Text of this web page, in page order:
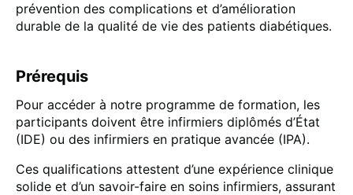
prévention des complications et d’amélioration
durable de la qualité de vie des patients diabétiques.
Prérequis
Pour accéder à notre programme de formation, les
participants doivent être infirmiers diplômés d’État
(IDE) ou des infirmiers en pratique avancée (IPA).
Ces qualifications attestent d’une expérience clinique
solide et d’un savoir-faire en soins infirmiers, assurant